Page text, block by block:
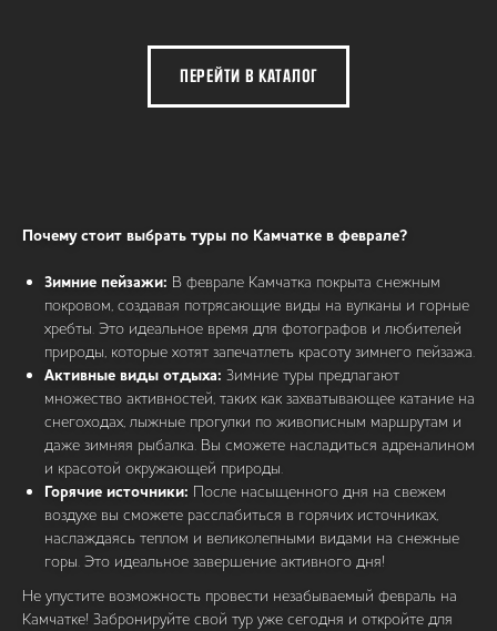
Почему стоит выбрать туры по Камчатке в феврале?
Зимние пейзажи: В феврале Камчатка покрыта снежным
покровом, создавая потрясающие виды на вулканы и горные
хребты. Это идеальное время для фотографов и любителей
природы, которые хотят запечатлеть красоту зимнего пейзажа.
Активные виды отдыха: Зимние туры предлагают
множество активностей, таких как захватывающее катание на
снегоходах, лыжные прогулки по живописным маршрутам и
даже зимняя рыбалка. Вы сможете насладиться адреналином
и красотой окружающей природы.
Горячие источники: После насыщенного дня на свежем
воздухе вы сможете расслабиться в горячих источниках,
наслаждаясь теплом и великолепными видами на снежные
горы. Это идеальное завершение активного дня!
Не упустите возможность провести незабываемый февраль на
Камчатке! Забронируйте свой тур уже сегодня и откройте для